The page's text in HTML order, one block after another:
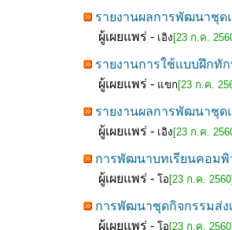
รายงานผลการพัฒนาชุ
ผู้เผยแพร่ - เอิง [23 ก.ค.
รายงานการใช้แบบฝึกทั
ผู้เผยแพร่ - แขก [23 ก.ค.
รายงานผลการพัฒนาชุ
ผู้เผยแพร่ - เอิง [23 ก.ค.
การพัฒนาบทเรียนคอมพิ
ผู้เผยแพร่ - โอ [23 ก.ค. 2560]
การพัฒนาชุดกิจกรรมส่ง
ผู้เผยแพร่ - โอ [23 ก.ค. 2560]